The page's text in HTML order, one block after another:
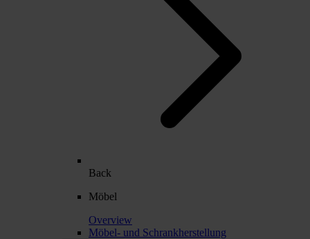
Back
Möbel
Overview
Möbel- und Schrankherstellung